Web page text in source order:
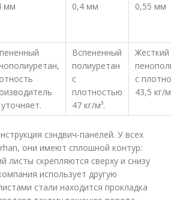
мм 0,4 мм 0,55 мм
Вспененный
полиуретан
с
плотностью
47 кг/м³.
Жесткий
с
43,5 кг/
сэндвич-панелей. У всех
они имеют сплошной контур:
листы скрепляются сверху и снизу
использует другую
стали находится прокладка